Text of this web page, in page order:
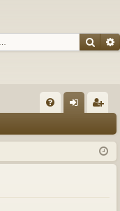
Поиск
Q д ис
тр